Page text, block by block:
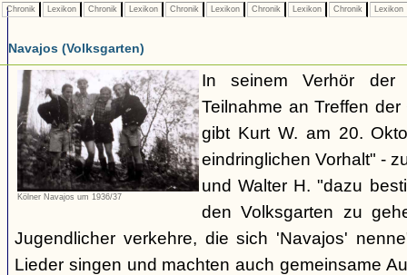
Chronik Lexikon Chronik Lexikon Chronik Lexikon Chronik Lexikon Chronik Lexikon
Navajos (Volksgarten)
Kölner Navajos um 1936/37
In seinem Verhör der
Teilnahme an Treffen
gibt Kurt W. am 20.
eindringlichen Vorhalt" -
und Walter H. "dazu
den Volksgarten zu
Jugendlicher verkehre, die sich 'Navajos'
Lieder singen und machten auch gemeinsame